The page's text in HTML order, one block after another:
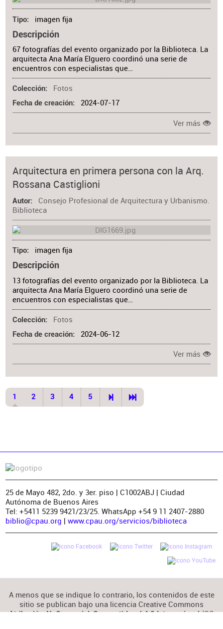
Tipo imagen fija
Descripción
67 fotografías del evento organizado por la Biblioteca. La
arquitecta Ana María Elguero coordinó una serie de
encuentros con especialistas que…
Colección Fotos
Fecha de creación 2024-07-17
Ver más
Arquitectura en primera persona con la Arq.
Rossana Castiglioni
Autor
Consejo Profesional de Arquitectura y Urbanismo.
Biblioteca
Tipo imagen fija
Descripción
13 fotografías del evento organizado por la Biblioteca. La
arquitecta Ana María Elguero coordinó una serie de
encuentros con especialistas que…
Colección Fotos
Fecha de creación 2024-06-12
Ver más
1 2 3 4 5
25 de Mayo 482, 2do. y 3er. piso | C1002ABJ | Ciudad
Autónoma de Buenos Aires
Tel: +5411 5239 9421/23/25. WhatsApp +54 9 11 2407-2880
biblio@cpau.org | www.cpau.org/servicios/biblioteca
A menos que se indique lo contrario, los contenidos de este
sitio se publican bajo una licencia Creative Commons
Atribución-NoComercial-CompartirIgual 4.0 Internacional(CC